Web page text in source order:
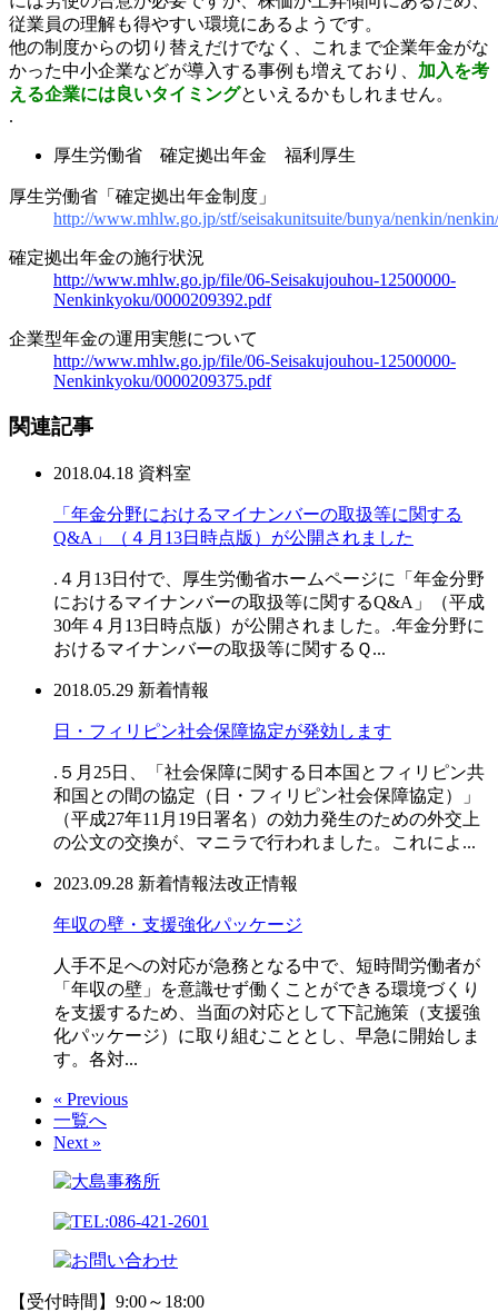
従業員の理解も得やすい環境にあるようです。
他の制度からの切り替えだけでなく、これまで企業年金がな
かった中小企業などが導入する事例も増えており、 加入を考
える企業には良いタイミングといえるかもしれません。
.
厚生労働省 確定拠出年金 福利厚生
厚生労働省「確定拠出年金制度」
http://www.mhlw.go.jp/stf/seisakunitsuite/bunya/nenkin/
確定拠出年金の施行状況
http://www.mhlw.go.jp/file/06-Seisakujouhou-12500000-
Nenkinkyoku/0000209392.pdf
企業型年金の運用実態について
http://www.mhlw.go.jp/file/06-Seisakujouhou-12500000-
Nenkinkyoku/0000209375.pdf
関連記事
2018.04.18 資料室
「年金分野におけるマイナンバーの取扱等に関する
Q&A」（４月13日時点版）が公開されました
.４月13日付で、厚生労働省ホームページに「年金分野
におけるマイナンバーの取扱等に関するQ&A」（平成
30年４月13日時点版）が公開されました。.年金分野に
おけるマイナンバーの取扱等に関するＱ...
2018.05.29 新着情報
日・フィリピン社会保障協定が発効します
.５月25日、「社会保障に関する日本国とフィリピン共
和国との間の協定（日・フィリピン社会保障協定）」
（平成27年11月19日署名）の効力発生のための外交上
の公文の交換が、マニラで行われました。これによ...
2023.09.28 新着情報法改正情報
年収の壁・支援強化パッケージ
人手不足への対応が急務となる中で、短時間労働者が
「年収の壁」を意識せず働くことができる環境づくり
を支援するため、当面の対応として下記施策（支援強
化パッケージ）に取り組むこととし、早急に開始しま
す。各対...
« Previous
一覧へ
Next »
【受付時間】9:00～18:00